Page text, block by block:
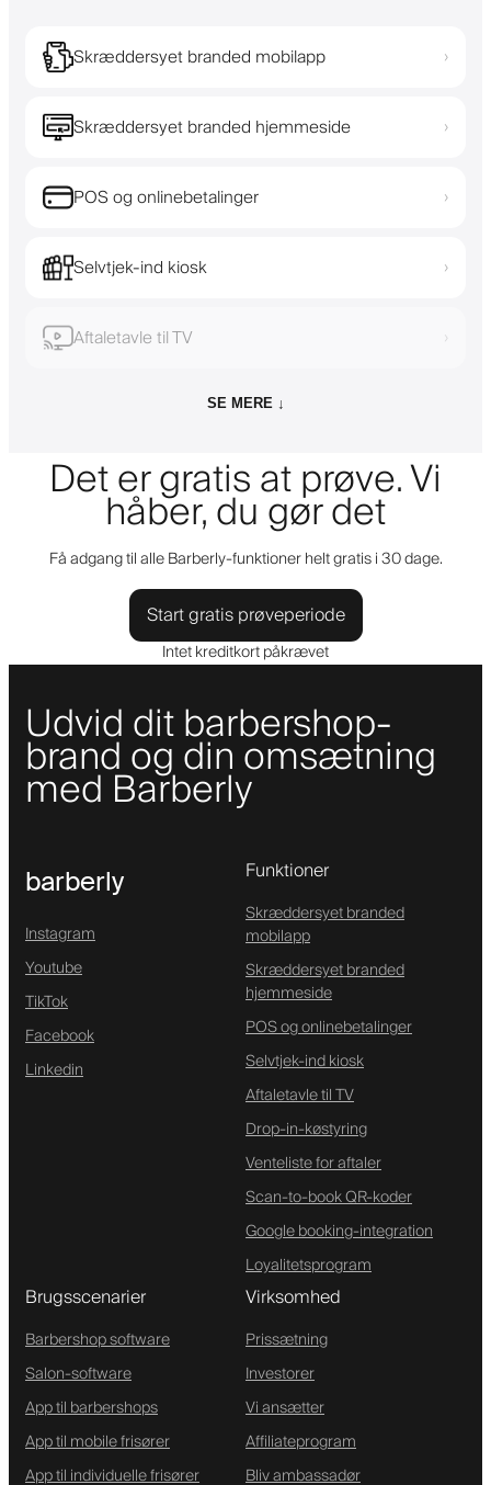
Skræddersyet branded mobilapp ›
Skræddersyet branded hjemmeside ›
POS og onlinebetalinger ›
Selvtjek-ind kiosk ›
Aftaletavle til TV ›
SE MERE ↓
Det er gratis at prøve. Vi
håber, du gør det
Få adgang til alle Barberly-funktioner helt gratis i 30 dage.
Start gratis prøveperiode
Intet kreditkort påkrævet
Udvid dit barbershop-
brand og din omsætning
med Barberly
barberly
Instagram
Youtube
TikTok
Facebook
Linkedin
Funktioner
Skræddersyet branded
mobilapp
Skræddersyet branded
hjemmeside
POS og onlinebetalinger
Selvtjek-ind kiosk
Aftaletavle til TV
Drop-in-køstyring
Venteliste for aftaler
Scan-to-book QR-koder
Google booking-integration
Loyalitetsprogram
Brugsscenarier
Barbershop software
Salon-software
App til barbershops
App til mobile frisører
App til individuelle frisører
Virksomhed
Prissætning
Investorer
Vi ansætter
Affiliateprogram
Bliv ambassadør